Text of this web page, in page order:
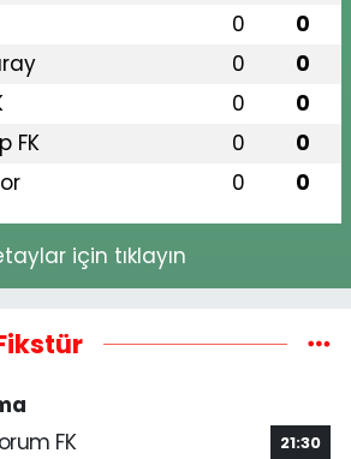
0 0
0 0
0 0
FK 0 0
0 0
için tıklayın
FK
21:30